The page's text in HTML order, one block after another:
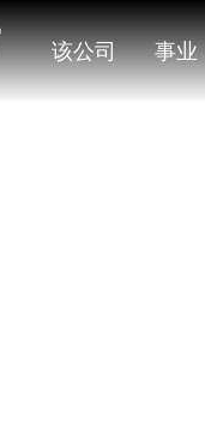
该公司 事业